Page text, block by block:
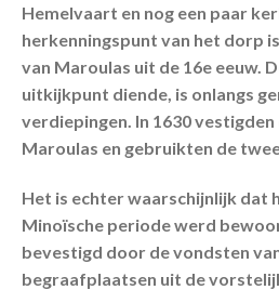
Hemelvaart en nog een paar
herkenningspunt van het dorp
van Maroulas uit de 16e eeuw.
uitkijkpunt diende, is onlangs
verdiepingen. In 1630 vestigden
Maroulas en gebruikten de
Het is echter waarschijnlijk dat
Minoïsche periode werd
bevestigd door de vondsten
begraafplaatsen uit de